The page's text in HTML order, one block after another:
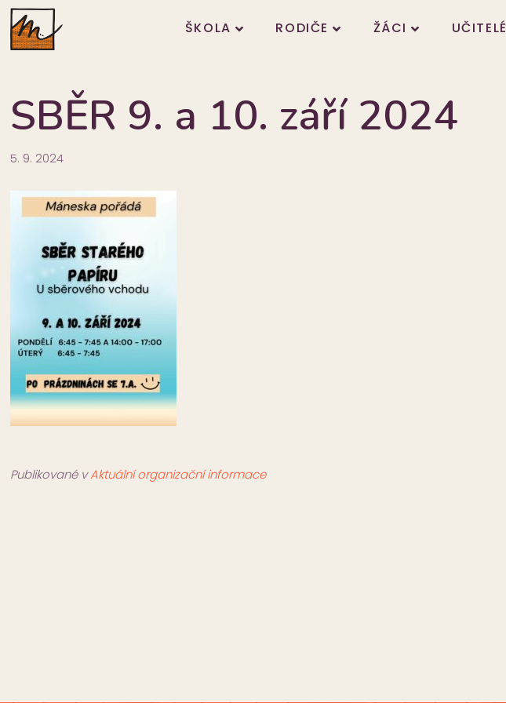
ŠKOLA RODIČE ŽÁCI UČITELÉ
SBĚR 9. a 10. září 2024
5. 9. 2024
Publikované vAktuální organizační informace